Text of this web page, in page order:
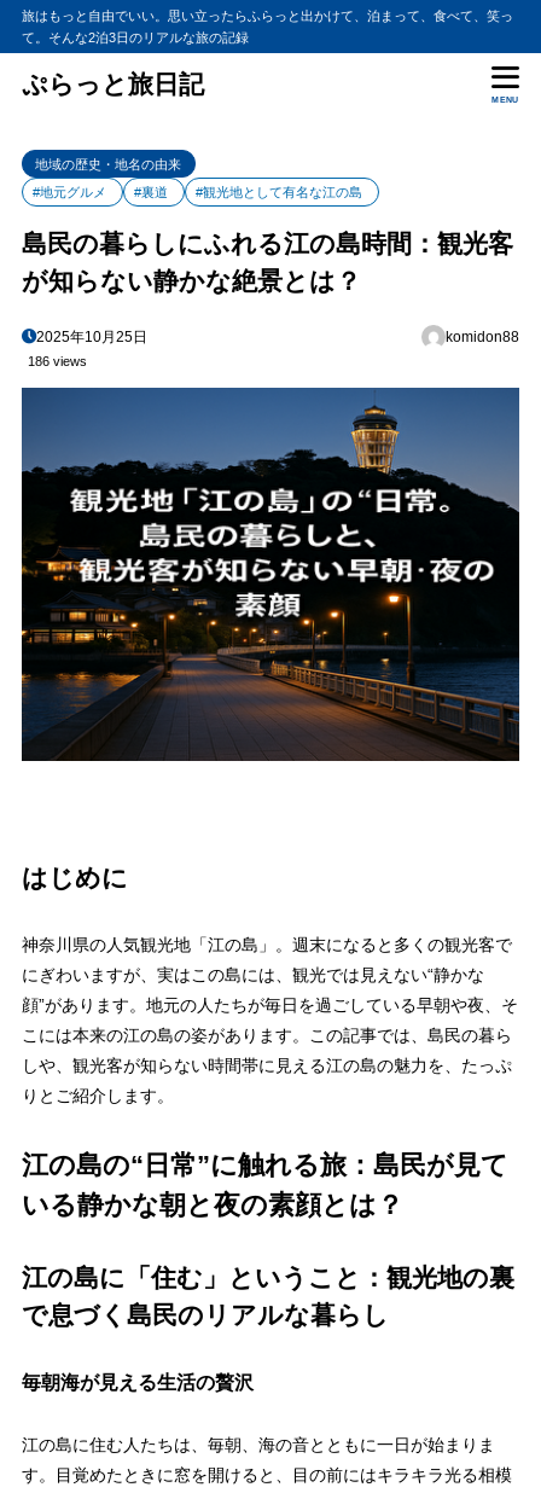
旅はもっと自由でいい。思い立ったらふらっと出かけて、泊まって、食べて、笑っ
て。そんな2泊3日のリアルな旅の記録
ぷらっと旅日記
MENU
地域の歴史・地名の由来
#地元グルメ
#裏道 #観光地として有名な江の島
島民の暮らしにふれる江の島時間：観光客
が知らない静かな絶景とは？
2025年10月25日 komidon88
186 views
はじめに
神奈川県の人気観光地「江の島」。週末になると多くの観光客で
にぎわいますが、実はこの島には、観光では見えない“静かな
顔”があります。地元の人たちが毎日を過ごしている早朝や夜、そ
こには本来の江の島の姿があります。この記事では、島民の暮ら
しや、観光客が知らない時間帯に見える江の島の魅力を、たっぷ
りとご紹介します。
江の島の“日常”に触れる旅：島民が見て
いる静かな朝と夜の素顔とは？
江の島に「住む」ということ：観光地の裏
で息づく島民のリアルな暮らし
毎朝海が見える生活の贅沢
江の島に住む人たちは、毎朝、海の音とともに一日が始まりま
す。目覚めたときに窓を開けると、目の前にはキラキラ光る相模